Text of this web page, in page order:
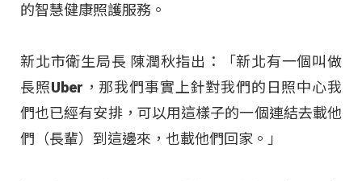
的智慧健康照護服務。
新北市衛生局長 陳潤秋指出：「新北有一個叫做
長照Uber，那我們事實上針對我們的日照中心我
們也已經有安排，可以用這樣子的一個連結去載他
們（長輩）到這邊來，也載他們回家。」